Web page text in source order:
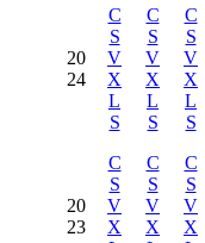
20
24
C
S
V
X
L
S
C
S
V
X
L
S
C
S
V
X
L
S
20
23
C
S
V
X
C
S
V
X
C
S
V
X